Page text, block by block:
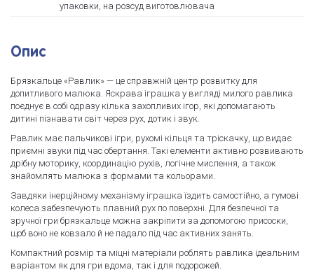
упаковки, на розсуд виготовлювача
Опис
Брязкальце «Равлик» — це справжній центр розвитку для
допитливого малюка. Яскрава іграшка у вигляді милого равлика
поєднує в собі одразу кілька захопливих ігор, які допомагають
дитині пізнавати світ через рух, дотик і звук.
Равлик має пальчикові ігри, рухомі кільця та тріскачку, що видає
приємні звуки під час обертання. Такі елементи активно розвивають
дрібну моторику, координацію рухів, логічне мислення, а також
знайомлять малюка з формами та кольорами.
Завдяки інерційному механізму іграшка їздить самостійно, а гумові
колеса забезпечують плавний рух по поверхні. Для безпечної та
зручної гри брязкальце можна закріпити за допомогою присоски,
щоб воно не ковзало й не падало під час активних занять.
Компактний розмір та міцні матеріали роблять равлика ідеальним
варіантом як для гри вдома, так і для подорожей.